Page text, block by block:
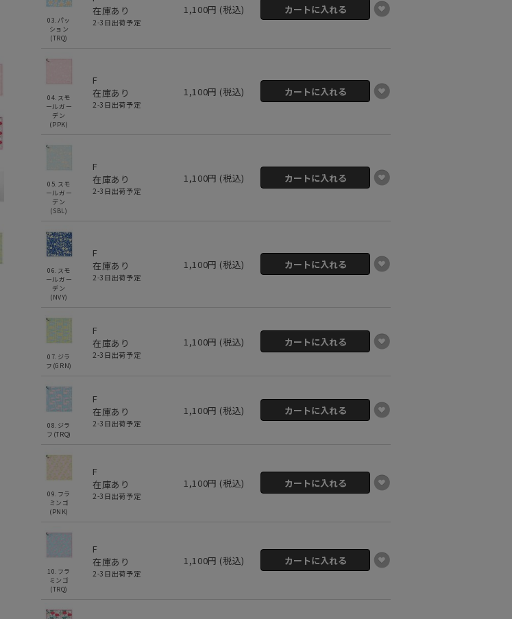
03.パッ
ション
(TRQ)
在庫あり
2-3日出荷予定
1,100円 (税込)
04.スモ
ールガー
デン
(PPK)
F
在庫あり
2-3日出荷予定
1,100円 (税込)
05.スモ
ールガー
デン
(SBL)
F
在庫あり
2-3日出荷予定
1,100円 (税込)
06.スモ
ールガー
デン
(NVY)
F
在庫あり
2-3日出荷予定
1,100円 (税込)
07.ジラ
フ(GRN)
F
在庫あり
2-3日出荷予定
1,100円 (税込)
08.ジラ
フ(TRQ)
F
在庫あり
2-3日出荷予定
1,100円 (税込)
09.フラ
ミンゴ
(PNK)
F
在庫あり
2-3日出荷予定
1,100円 (税込)
10.フラ
ミンゴ
(TRQ)
F
在庫あり
2-3日出荷予定
1,100円 (税込)